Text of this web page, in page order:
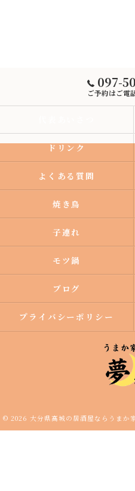
097-
ご予約はご電
ドリンク
よくある質問
焼き鳥
子連れ
モツ鍋
ブログ
プライバシーポリシー
© 2026 大分県高城の居酒屋ならうま